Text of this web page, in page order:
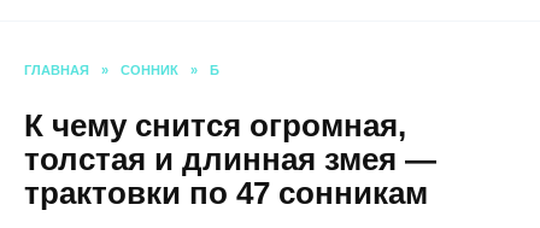
ГЛАВНАЯ » СОННИК » Б
К чему снится огромная,
толстая и длинная змея —
трактовки по 47 сонникам